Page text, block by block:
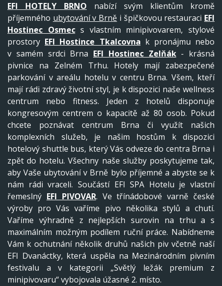
EFI HOTELY BRNO nabízí svým klientům kromě
příjemného ubytování v Brně i špičkovou restauraci EFI
Hostinec Osmecs vlastním minipivovarem, stylové
prostory EFI Hostince Tkalcovna k pronájmu nebo
v samém srdci Brna EFI Hostinec Zelňák- krásná
pivnice na Zelném Trhu. Hotely mají zabezpečené
parkování v areálu hotelu v centru Brna. Všem, kteří
mají rádi zdravý životní styl, je k dispozici naše wellness
centrum nebo fitness. Jeden z hotelů disponuje
kongresovým centrem o kapacitě až 80 osob. Pokud
chcete poznávat centrum Brna či využít našich
komplexních služeb, je našim hostům k dispozici
hotelový shuttle bus, který Vás odveze do centra Brna i
zpět do hotelu. Všechny naše služby poskytujeme tak,
aby Vaše ubytování v Brně bylo příjemné a abyste se k
nám rádi vraceli. Součástí EFI SPA Hotelu je vlastní
řemeslný EFI PIVOVAR. Ve třínádobové varně české
výroby pro Vás vaříme pivo několika stylů a chutí.
Vaříme výhradně z nejlepších surovin na trhu a s
maximálním možným podílem ruční práce. Nabídneme
Vám k ochutnání několik druhů našich piv včetně naší
EFI Dvanáctky, která uspěla na Mezinárodním pivním
festivalu a v kategorii „Světlý ležák premium z
minipivovaru“ vybojovala úžasné 2. místo.